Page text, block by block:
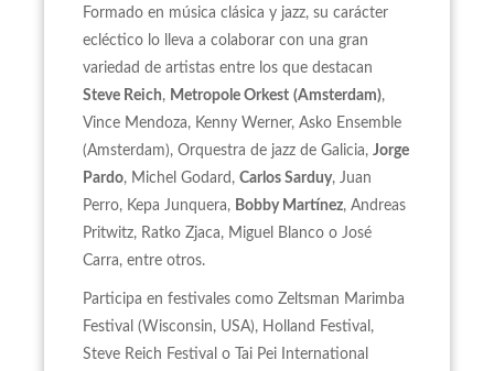
Formado en música clásica y jazz, su carácter
ecléctico lo lleva a colaborar con una gran
variedad de artistas entre los que destacan
Steve Reich, Metropole Orkest (Amsterdam),
Vince Mendoza, Kenny Werner, Asko Ensemble
(Amsterdam), Orquestra de jazz de Galicia, Jorge
Pardo, Michel Godard, Carlos Sarduy, Juan
Perro, Kepa Junquera, Bobby Martínez, Andreas
Pritwitz, Ratko Zjaca, Miguel Blanco o José
Carra, entre otros.
Participa en festivales como Zeltsman Marimba
Festival (Wisconsin, USA), Holland Festival,
Steve Reich Festival o Tai Pei International